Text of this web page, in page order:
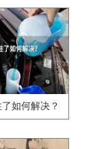
如何解决？